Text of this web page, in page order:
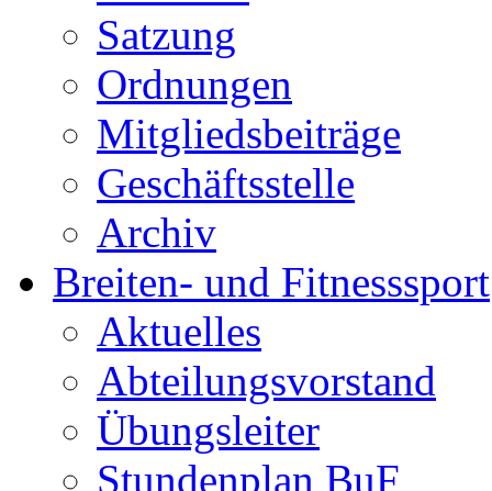
Satzung
Ordnungen
Mitgliedsbeiträge
Geschäftsstelle
Archiv
Breiten- und Fitnesssport
Aktuelles
Abteilungsvorstand
Übungsleiter
Stundenplan BuF